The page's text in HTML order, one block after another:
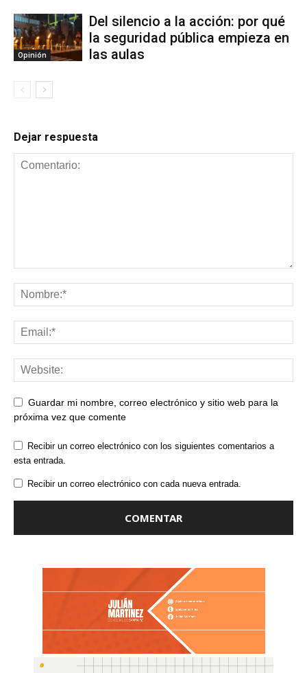
Opinión
Del silencio a la acción: por qué
la seguridad pública empieza en
las aulas
Dejar respuesta
Guardar mi nombre, correo electrónico y sitio web para la
próxima vez que comente
Recibir un correo electrónico con los siguientes comentarios a
esta entrada.
Recibir un correo electrónico con cada nueva entrada.